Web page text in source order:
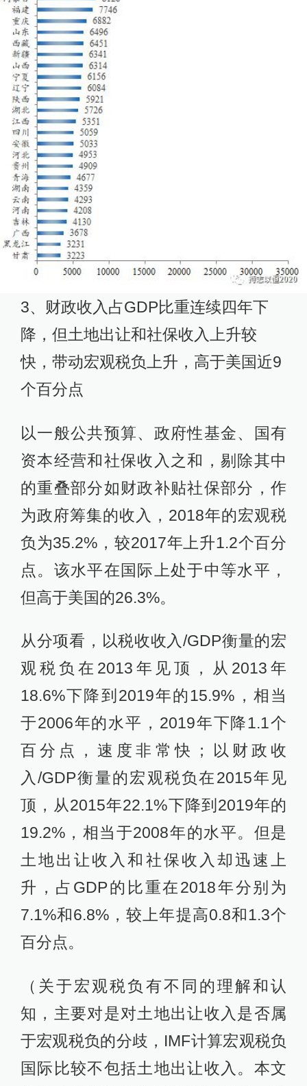
3、财政收入占GDP比重连续四年下
降，但土地出让和社保收入上升较
快，带动宏观税负上升，高于美国近9
个百分点
以一般公共预算、政府性基金、国有
资本经营和社保收入之和，剔除其中
的重叠部分如财政补贴社保部分，作
为政府筹集的收入，2018年的宏观税
负为35.2%，较2017年上升1.2个百分
点。该水平在国际上处于中等水平，
但高于美国的26.3%。
从分项看，以税收收入/GDP衡量的宏
观税负在2013年见顶，从2013年
18.6%下降到2019年的15.9%，相当
于2006年的水平，2019年下降1.1个
百分点，速度非常快；以财政收
入/GDP衡量的宏观税负在2015年见
顶，从2015年22.1%下降到2019年的
19.2%，相当于2008年的水平。但是
土地出让收入和社保收入却迅速上
升，占GDP的比重在2018年分别为
7.1%和6.8%，较上年提高0.8和1.3个
百分点。
（关于宏观税负有不同的理解和认
知，主要对是对土地出让收入是否属
于宏观税负的分歧，IMF计算宏观税负
国际比较不包括土地出让收入。本文